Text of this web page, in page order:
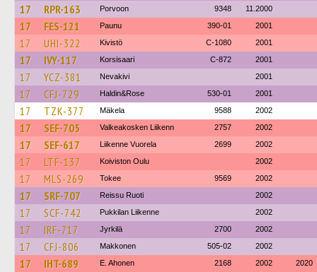
17 RPR-163 Porvoon 9348 11.2000
17 FES-121 Paunu 390-01 2001
17 UHI-322 Kivistö C-1080 2001
17 IVY-117 Korsisaari C-872 2001
17 YCZ-381 Nevakivi 2001
17 CFJ-729 Haldin&Rose 530-01 2001
17 TZK-377 Mäkela 9588 2002
17 SEF-705 Valkeakosken Liikenn 2757 2002
17 SEF-617 Liikenne Vuorela 2699 2002
17 LTF-137 Koiviston Oulu 2002
17 MLS-269 Tokee 9569 2002
17 SRF-707 Reissu Ruoti 2002
17 SCF-742 Pukkilan Liikenne 2002
17 IRF-717 Jyrkilä 2700 2002
17 CFJ-806 Makkonen 505-02 2002
17 IHT-689 E. Ahonen 2168 2002 2020